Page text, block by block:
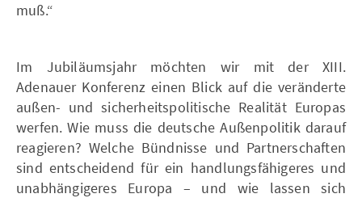
muß.“
Im Jubiläumsjahr möchten wir mit der XIII.
Adenauer Konferenz einen Blick auf die veränderte
außen- und sicherheitspolitische Realität Europas
werfen. Wie muss die deutsche Außenpolitik darauf
reagieren? Welche Bündnisse und Partnerschaften
sind entscheidend für ein handlungsfähigeres und
unabhängigeres Europa – und wie lassen sich